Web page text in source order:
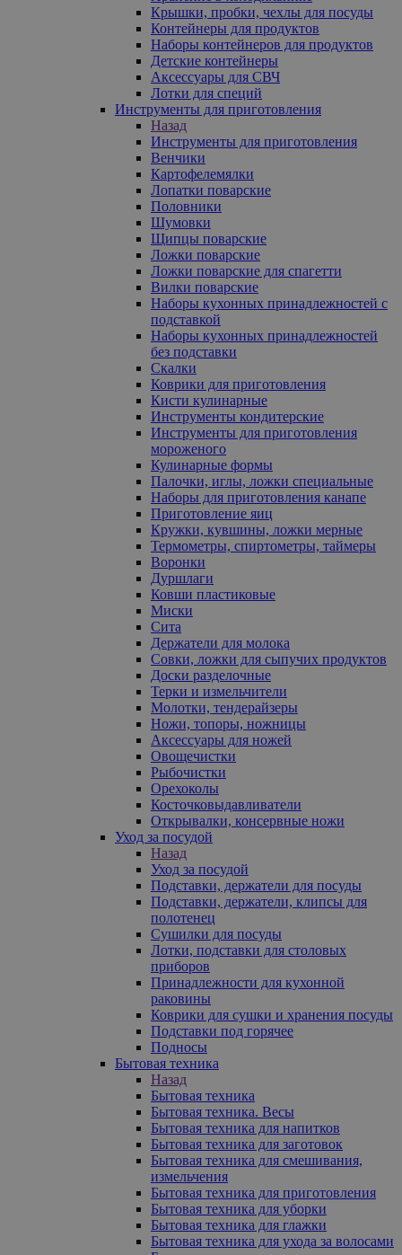
Крышки, пробки, чехлы для посуды
Контейнеры для продуктов
Наборы контейнеров для продуктов
Детские контейнеры
Аксессуары для СВЧ
Лотки для специй
Инструменты для приготовления
Назад
Инструменты для приготовления
Венчики
Картофелемялки
Лопатки поварские
Половники
Шумовки
Щипцы поварские
Ложки поварские
Ложки поварские для спагетти
Вилки поварские
Наборы кухонных принадлежностей с
подставкой
Наборы кухонных принадлежностей
без подставки
Скалки
Коврики для приготовления
Кисти кулинарные
Инструменты кондитерские
Инструменты для приготовления
мороженого
Кулинарные формы
Палочки, иглы, ложки специальные
Наборы для приготовления канапе
Приготовление яиц
Кружки, кувшины, ложки мерные
Термометры, спиртометры, таймеры
Воронки
Дуршлаги
Ковши пластиковые
Миски
Сита
Держатели для молока
Совки, ложки для сыпучих продуктов
Доски разделочные
Терки и измельчители
Молотки, тендерайзеры
Ножи, топоры, ножницы
Аксессуары для ножей
Овощечистки
Рыбочистки
Орехоколы
Косточковыдавливатели
Открывалки, консервные ножи
Уход за посудой
Назад
Уход за посудой
Подставки, держатели для посуды
Подставки, держатели, клипсы для
полотенец
Сушилки для посуды
Лотки, подставки для столовых
приборов
Принадлежности для кухонной
раковины
Коврики для сушки и хранения посуды
Подставки под горячее
Подносы
Бытовая техника
Назад
Бытовая техника
Бытовая техника. Весы
Бытовая техника для напитков
Бытовая техника для заготовок
Бытовая техника для смешивания,
измельчения
Бытовая техника для приготовления
Бытовая техника для уборки
Бытовая техника для глажки
Бытовая техника для ухода за волосами